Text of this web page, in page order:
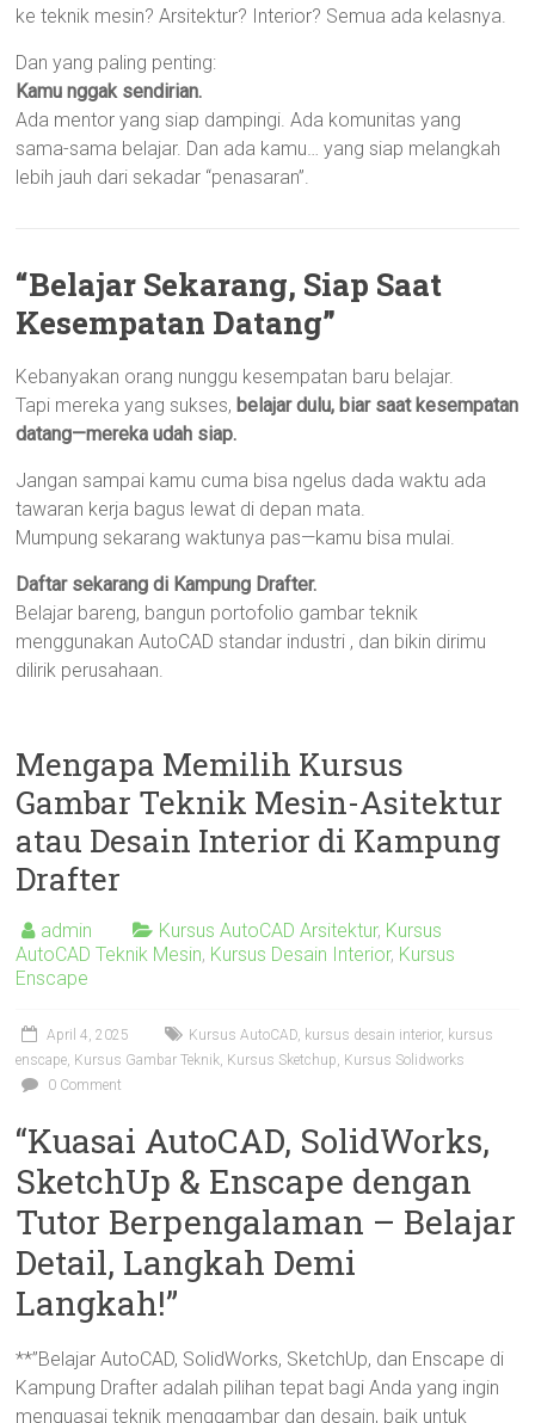
ke teknik mesin? Arsitektur? Interior? Semua ada kelasnya.
Dan yang paling penting:
Kamu nggak sendirian.
Ada mentor yang siap dampingi. Ada komunitas yang
sama-sama belajar. Dan ada kamu… yang siap melangkah
lebih jauh dari sekadar “penasaran”.
“Belajar Sekarang, Siap Saat
Kesempatan Datang”
Kebanyakan orang nunggu kesempatan baru belajar.
Tapi mereka yang sukses, belajar dulu, biar saat kesempatan
datang—mereka udah siap.
Jangan sampai kamu cuma bisa ngelus dada waktu ada
tawaran kerja bagus lewat di depan mata.
Mumpung sekarang waktunya pas—kamu bisa mulai.
Daftar sekarang di Kampung Drafter.
Belajar bareng, bangun portofolio gambar teknik
menggunakan AutoCAD standar industri , dan bikin dirimu
dilirik perusahaan.
Mengapa Memilih Kursus
Gambar Teknik Mesin-Asitektur
atau Desain Interior di Kampung
Drafter
admin Kursus AutoCAD Arsitektur, Kursus
AutoCAD Teknik Mesin, Kursus Desain Interior, Kursus
Enscape
April 4, 2025 Kursus AutoCAD, kursus desain interior, kursus
enscape, Kursus Gambar Teknik, Kursus Sketchup, Kursus Solidworks
0 Comment
“Kuasai AutoCAD, SolidWorks,
SketchUp & Enscape dengan
Tutor Berpengalaman – Belajar
Detail, Langkah Demi
Langkah!”
**”Belajar AutoCAD, SolidWorks, SketchUp, dan Enscape di
Kampung Drafter adalah pilihan tepat bagi Anda yang ingin
menguasai teknik menggambar dan desain, baik untuk